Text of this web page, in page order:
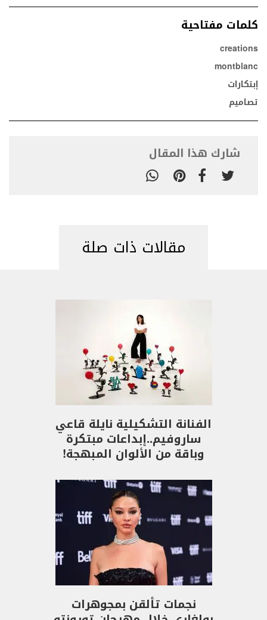
كلمات مفتاحية
creations
montblanc
إبتكارات
تصاميم
شارك هذا المقال
مقالات ذات صلة
الفنانة التشكيلية نايلة قاعي
ساروفيم..إبداعات مبتكرة
وباقة من الألوان المبهجة!
نجمات تألقن بمجوهرات